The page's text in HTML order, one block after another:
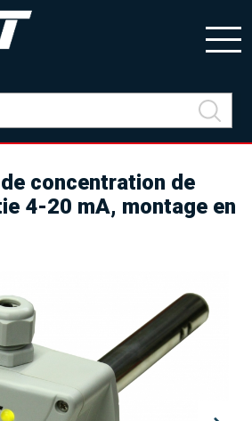
concentration de
4-20 mA, montage en